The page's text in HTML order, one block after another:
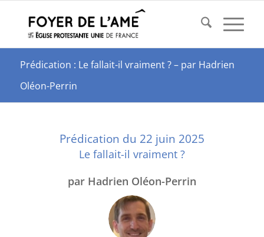
Prédication : Le fallait-il vraiment ? – par Hadrien
Oléon-Perrin
Prédication du 22 juin 2025
Le fallait-il vraiment ?
par Hadrien Oléon-Perrin